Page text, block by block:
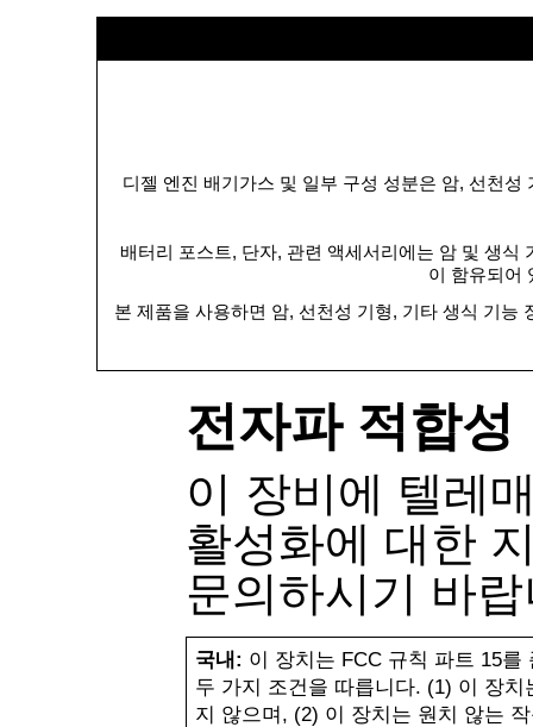
디젤 엔진 배기가스 및 일부 구성 성분은 암,선천성
배터리 포스트, 단자, 관련 액세서리에는 암 및 생식
이 함유되어
본 제품을 사용하면 암, 선천성 기형, 기타 생식 기능
전자파 적합성
이 장비에 텔레
활성화에 대한
문의하시기 바
국내 : 이 장치는 FCC 규칙 파트 15를
두 가지 조건을 따릅니다. (1) 이 장치
지 않으며 , (2) 이 장치는 원치 않는